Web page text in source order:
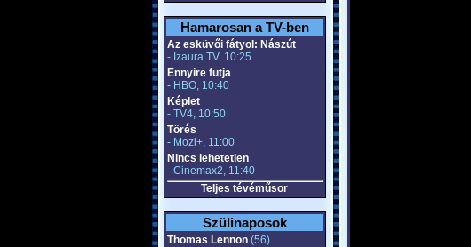
Hamarosan a TV-ben
Az esküvői fátyol: Nászút
- Izaura TV, 10:25
Ennyire futja
- HBO, 10:40
Képlet
- TV4, 10:50
Törés
- Mozi+, 11:00
Nincs lehetetlen
- Cinemax2, 11:40
Teljes tévéműsor
Szülinaposok
Thomas Lennon(56)